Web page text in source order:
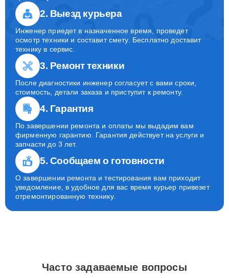
2. Выезд курьера
Инженер приедет в назначенное время, проведет
осмотр техники и составит смету. Бесплатно доставит
технику в сервис.
3. Ремонт техники
После диагностики инженер согласует с вами сроки,
стоимость, детали заказа и приступит к ремонту.
4. Гарантия
По завершении ремонта и оплаты мы выдадим вам
фирменную гарантию. Гарантия действует на услуги и
запчасти до 3 лет.
5. Сообщаем о готовности
О завершении ремонта и тестирования вам приходит
уведомление, в удобное для вас время курьер привезет
отремонтированную технику.
Часто задаваемые вопросы